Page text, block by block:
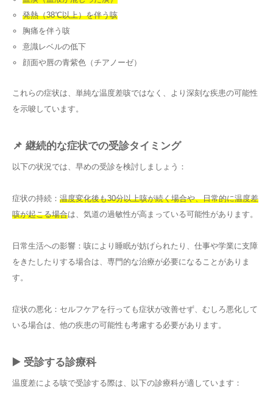
発熱（38℃以上）を伴う咳
胸痛を伴う咳
意識レベルの低下
顔面や唇の青紫色（チアノーゼ）
これらの症状は、単純な温度差咳ではなく、より深刻な疾患の可能性
を示唆しています。
📌 継続的な症状での受診タイミング
以下の状況では、早めの受診を検討しましょう：
症状の持続： 温度変化後も30分以上咳が続く場合や、日常的に温度差
咳が起こる場合は、気道の過敏性が高まっている可能性があります。
日常生活への影響：咳により睡眠が妨げられたり、仕事や学業に支障
をきたしたりする場合は、専門的な治療が必要になることがありま
す。
症状の悪化：セルフケアを行っても症状が改善せず、むしろ悪化して
いる場合は、他の疾患の可能性も考慮する必要があります。
▶️ 受診する診療科
温度差による咳で受診する際は、以下の診療科が適しています：